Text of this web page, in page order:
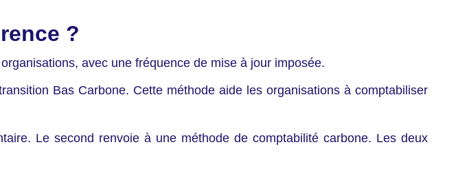
?
avec une fréquence de mise à jour imposée.
Bas Carbone. Cette méthode aide les organisations à comptabiliser
Le second renvoie à une méthode de comptabilité carbone. Les deux